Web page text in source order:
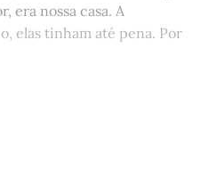
era nossa casa. A
elas tinham até pena. Por